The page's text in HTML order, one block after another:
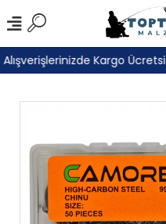
Kargo Ücretsiz!